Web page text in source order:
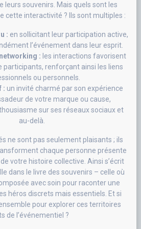
leurs souvenirs. Mais quels sont les
cette interactivité ? Ils sont multiples :
: en sollicitant leur participation active,
l’événement dans leur esprit.
: les interactions favorisent
participants, renforçant ainsi les liens
ou personnels.
: un invité charmé par son expérience
de votre marque ou cause,
sur ses réseaux sociaux et
au-delà.
ne sont pas seulement plaisants ; ils
chaque personne présente
votre histoire collective. Ainsi s’écrit
dans le livre des souvenirs – celle où
avec soin pour raconter une
héros discrets mais essentiels. Et si
pour explorer ces territoires
de l’événementiel ?